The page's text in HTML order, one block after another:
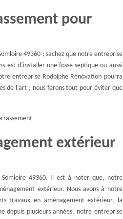
pour
49360 ; sachez que notre entreprise
est d’installer une fosse septique ou aussi
entreprise Rodolphe Rénovation pourra
de l’art ; nous ferons tout pour éviter que
extérieur
Somloire 49360. Il est à noter que, notre
extérieur. Nous avons à notre
travaux en aménagement extérieur, la
depuis plusieurs années, notre entreprise